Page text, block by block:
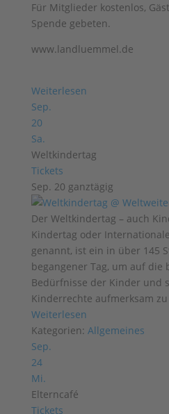
Für Mitglieder kostenlos,
Spende gebeten.
www.landluemmel.de
Weiterlesen
Sep.
20
Sa.
Weltkindertag
Tickets
Sep. 20 ganztägig
Der Weltkindertag – auch
Kindertag oder
genannt, ist ein in über 145
begangener Tag, um auf die
Bedürfnisse der Kinder und
Kinderrechte aufmerksam
Weiterlesen
Kategorien: Allgemeines
Sep.
24
Mi.
Elterncafé
Tickets